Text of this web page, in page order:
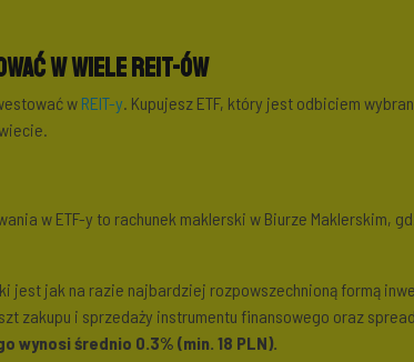
w wiele REIT-ów
w REIT-y. Kupujesz ETF, który jest odbiciem
w ETF-y to rachunek maklerski w Biurze Maklerskim,
jest jak na razie najbardziej rozpowszechnioną formą
zakupu i sprzedaży instrumentu finansowego oraz
wynosi średnio 0.3% (min. 18 PLN).